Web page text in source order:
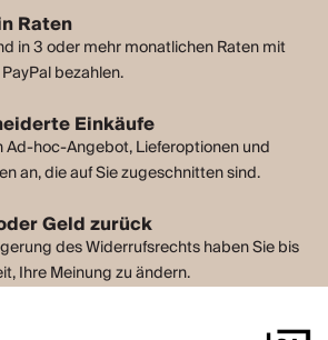
Raten
in 3 oder mehr monatlichen Raten mit
bezahlen.
Einkäufe
Ad-hoc-Angebot, Lieferoptionen und
an, die auf Sie zugeschnitten sind.
Geld zurück
des Widerrufsrechts haben Sie bis
Ihre Meinung zu ändern.